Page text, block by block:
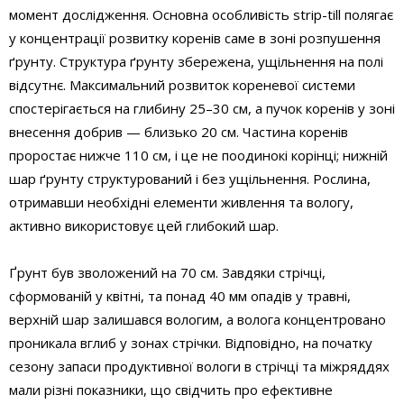
момент дослідження. Основна особливість strip-till полягає
у концентрації розвитку коренів саме в зоні розпушення
ґрунту. Структура ґрунту збережена, ущільнення на полі
відсутнє. Максимальний розвиток кореневої системи
спостерігається на глибину 25–30 см, а пучок коренів у зоні
внесення добрив — близько 20 см. Частина коренів
проростає нижче 110 см, і це не поодинокі корінці; нижній
шар ґрунту структурований і без ущільнення. Рослина,
отримавши необхідні елементи живлення та вологу,
активно використовує цей глибокий шар.
Ґрунт був зволожений на 70 см. Завдяки стрічці,
сформованій у квітні, та понад 40 мм опадів у травні,
верхній шар залишався вологим, а волога концентровано
проникала вглиб у зонах стрічки. Відповідно, на початку
сезону запаси продуктивної вологи в стрічці та міжряддях
мали різні показники, що свідчить про ефективне